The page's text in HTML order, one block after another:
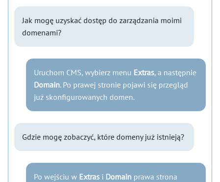
Jak mogę uzyskać dostęp do zarządzania moimi
domenami?
Uruchom CMS, wybierz menu Extras, a następnie
Domain. Po prawej stronie pojawi się przegląd
już skonfigurowanych domen.
Gdzie mogę zobaczyć, które domeny już istnieją?
Po wejściu w Extras i Domain prawa strona